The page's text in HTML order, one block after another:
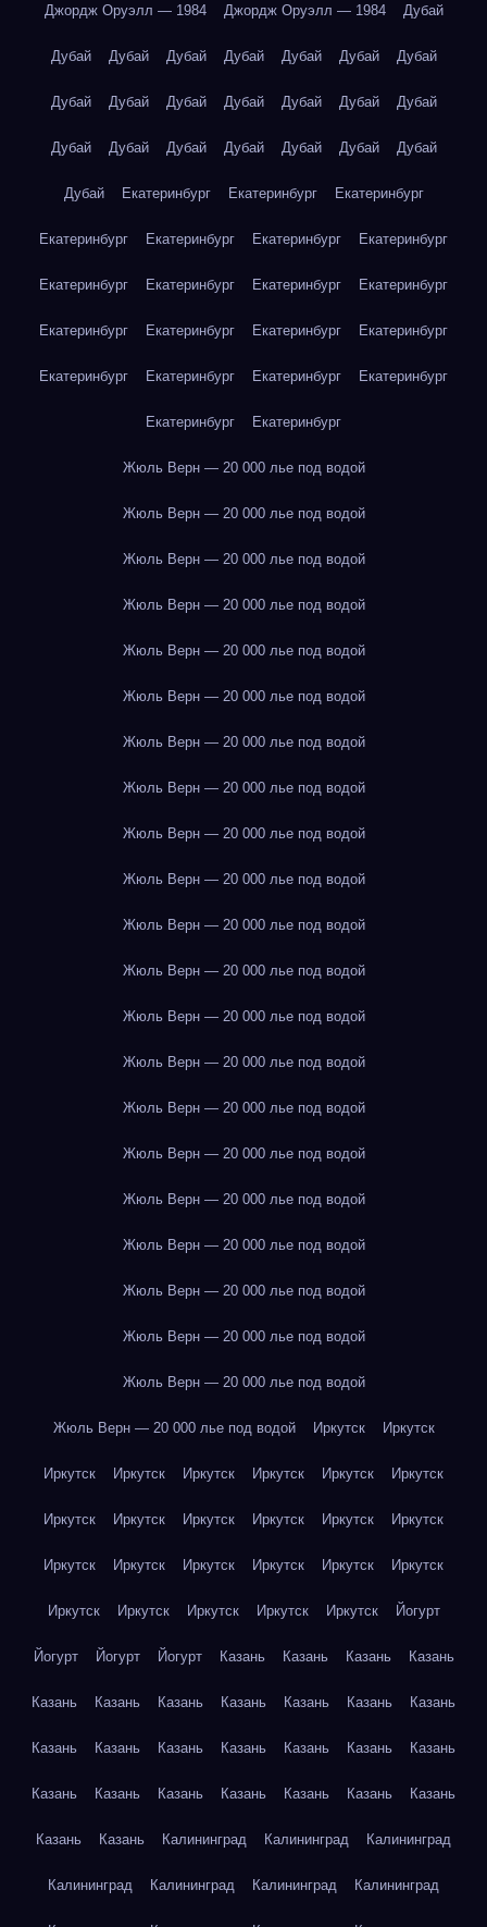
Джордж Оруэлл — 1984 Джордж Оруэлл — 1984 Дубай
Дубай Дубай Дубай Дубай Дубай Дубай Дубай
Дубай Дубай Дубай Дубай Дубай Дубай Дубай
Дубай Дубай Дубай Дубай Дубай Дубай Дубай
Дубай Екатеринбург Екатеринбург Екатеринбург
Екатеринбург Екатеринбург Екатеринбург Екатеринбург
Екатеринбург Екатеринбург Екатеринбург Екатеринбург
Екатеринбург Екатеринбург Екатеринбург Екатеринбург
Екатеринбург Екатеринбург Екатеринбург Екатеринбург
Екатеринбург Екатеринбург
Жюль Верн — 20 000 лье под водой
Жюль Верн — 20 000 лье под водой
Жюль Верн — 20 000 лье под водой
Жюль Верн — 20 000 лье под водой
Жюль Верн — 20 000 лье под водой
Жюль Верн — 20 000 лье под водой
Жюль Верн — 20 000 лье под водой
Жюль Верн — 20 000 лье под водой
Жюль Верн — 20 000 лье под водой
Жюль Верн — 20 000 лье под водой
Жюль Верн — 20 000 лье под водой
Жюль Верн — 20 000 лье под водой
Жюль Верн — 20 000 лье под водой
Жюль Верн — 20 000 лье под водой
Жюль Верн — 20 000 лье под водой
Жюль Верн — 20 000 лье под водой
Жюль Верн — 20 000 лье под водой
Жюль Верн — 20 000 лье под водой
Жюль Верн — 20 000 лье под водой
Жюль Верн — 20 000 лье под водой
Жюль Верн — 20 000 лье под водой
Жюль Верн — 20 000 лье под водой Иркутск Иркутск
Иркутск Иркутск Иркутск Иркутск Иркутск Иркутск
Иркутск Иркутск Иркутск Иркутск Иркутск Иркутск
Иркутск Иркутск Иркутск Иркутск Иркутск Иркутск
Иркутск Иркутск Иркутск Иркутск Иркутск Йогурт
Йогурт Йогурт Йогурт Казань Казань Казань Казань
Казань Казань Казань Казань Казань Казань Казань
Казань Казань Казань Казань Казань Казань Казань
Казань Казань Казань Казань Казань Казань Казань
Казань Казань Калининград Калининград Калининград
Калининград Калининград Калининград Калининград